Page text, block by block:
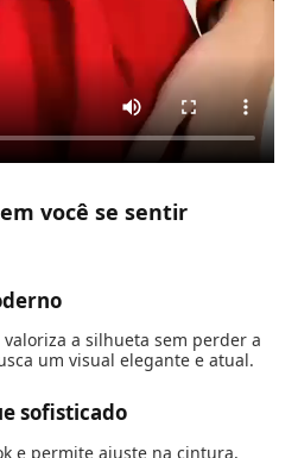
você se sentir
a silhueta sem perder a
um visual elegante e atual.
sofisticado
e permite ajuste na cintura,